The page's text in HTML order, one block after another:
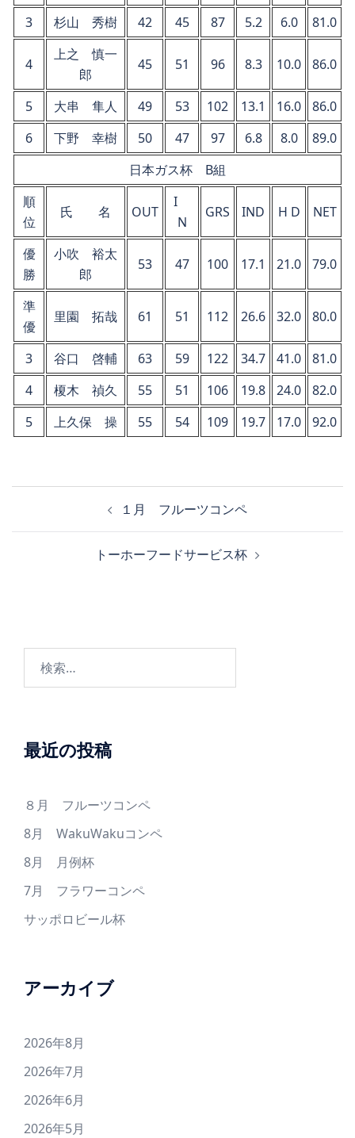
3 杉山 秀樹 42 45 87 5.2 6.0 81.0
4
上之 慎一
郎
45 51 96 8.3 10.0 86.0
5 大串 隼人 49 53 102 13.1 16.0
86.0
6
下野 幸樹 50 47 97 6.8 8.0
89.0
日本ガス杯 B組
順
位
氏 名 OUT
I
N
GRS IND H D NET
優
勝
小吹 裕太
郎
53 47 100 17.1 21.0 79.0
準
優
里園 拓哉 61 51 112 26.6 32.0 80.0
3 谷口 啓輔 63 59 122 34.7 41.0
81.0
4
榎木 禎久 55 51 106 19.8 24.0
82.0
5
上久保 操 55 54 109 19.7 17.0 92.0
ョ
１月 フルーツコンペ
トーホーフードサービス杯
最近の投稿
８月 フルーツコンペ
8月 WakuWakuコンペ
8月 月例杯
7月 フラワーコンペ
サッポロビール杯
アーカイブ
2026年8月
2026年7月
2026年6月
2026年5月